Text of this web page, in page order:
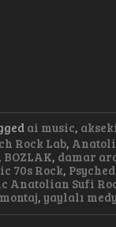
ai music,
Rock Lab,
, BOZLAK, damar
70s Rock,
Anatolian Sufi
, yaylalı